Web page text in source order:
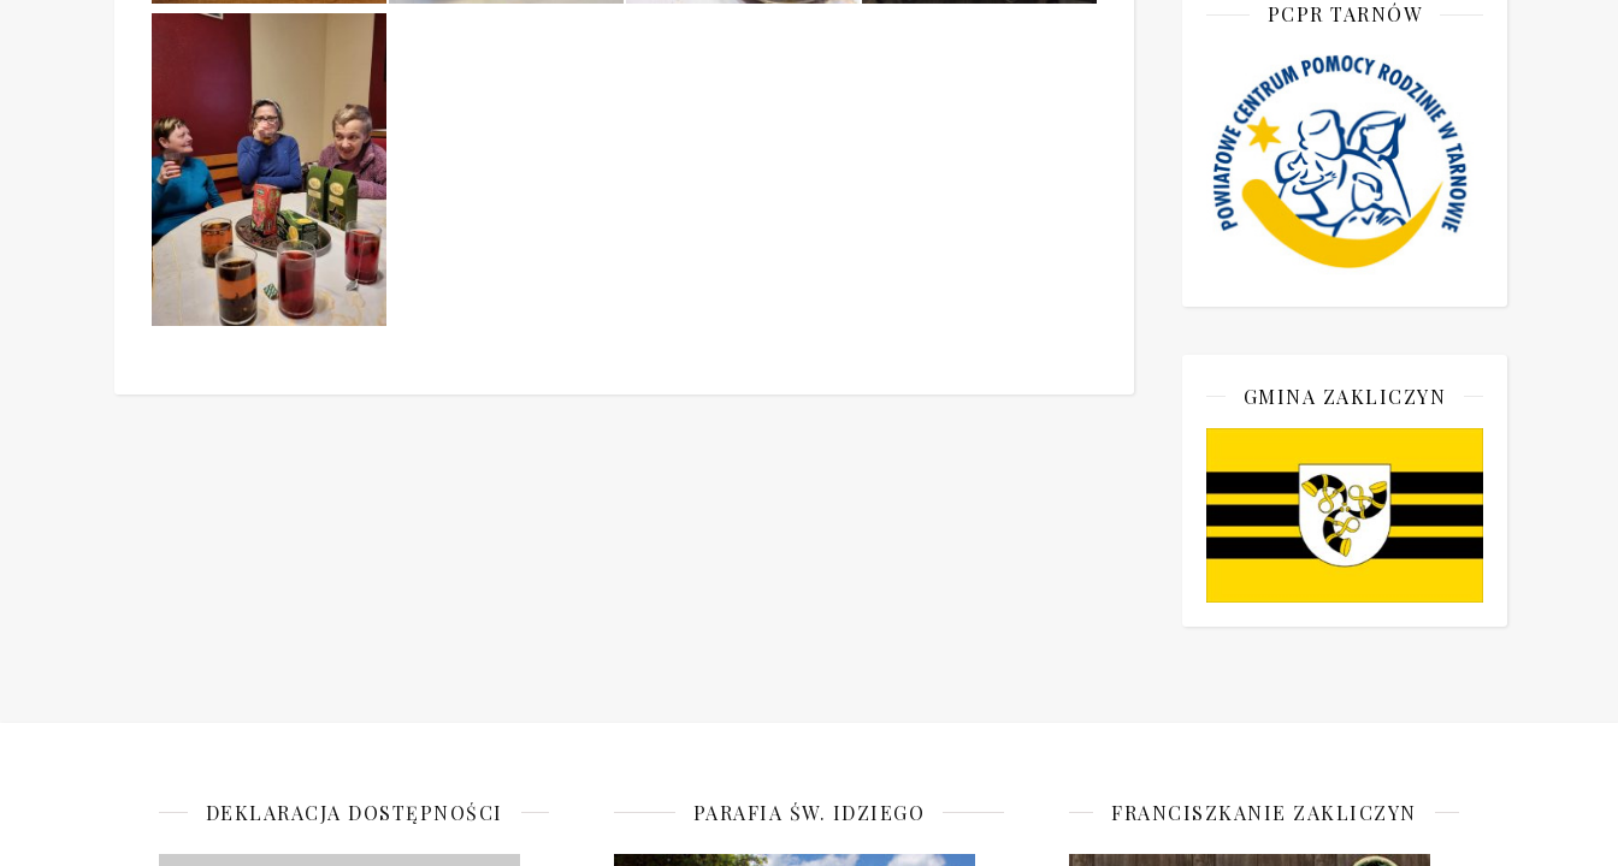
PCPR TARNÓW
GMINA ZAKLICZYN
DEKLARACJA DOSTĘPNOŚCI PARAFIA ŚW. IDZIEGO FRANCISZKANIE ZAKLICZYN